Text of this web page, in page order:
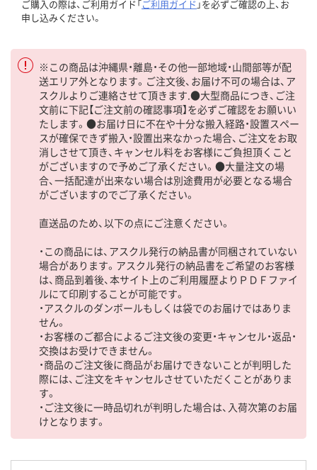
ご購入の際は、ご利用ガイド「ご利用ガイド 」を必ずご確認の上、お
申し込みください。
※この商品は沖縄県・離島・その他一部地域・山間部等が配
送エリア外となります。ご注文後、お届け不可の場合は、ア
スクルよりご連絡させて頂きます.●大型商品につき、ご注
文前に下記【ご注文前の確認事項】を必ずご確認をお願いい
たします。●お届け日に不在や十分な搬入経路・設置スペー
スが確保できず搬入・設置出来なかった場合、ご注文をお取
消しさせて頂き、キャンセル料をお客様にご負担頂くこと
がございますので予めご了承ください。●大量注文の場
合、一括配達が出来ない場合は別途費用が必要となる場合
がございますのでご了承ください。
直送品のため、以下の点にご注意ください。
・この商品には、アスクル発行の納品書が同梱されていない
場合があります。アスクル発行の納品書をご希望のお客様
は、商品到着後、本サイト上のご利用履歴よりＰＤＦファイ
ルにて印刷することが可能です。
・アスクルのダンボールもしくは袋でのお届けではありま
せん。
・お客様のご都合によるご注文後の変更・キャンセル・返品・
交換はお受けできません。
・商品のご注文後に商品がお届けできないことが判明した
際には、ご注文をキャンセルさせていただくことがありま
す。
・ご注文後に一時品切れが判明した場合は、入荷次第のお届
けとなります。